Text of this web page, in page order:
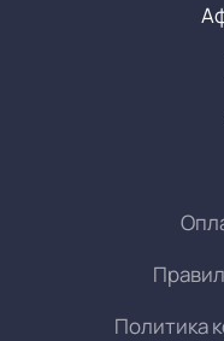
Политика